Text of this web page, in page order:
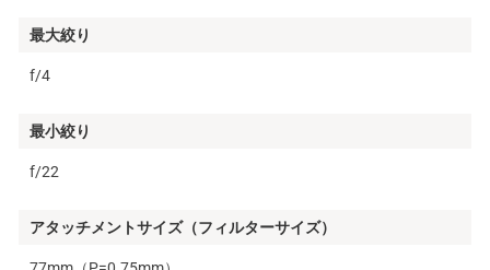
最大絞り
f/4
最小絞り
f/22
アタッチメントサイズ（フィルターサイズ）